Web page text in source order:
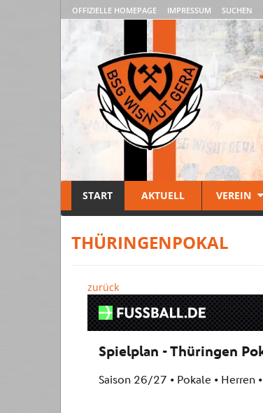
OFFIZIELLE HOMEPAGE IMPRESSUM SUCHEN
START AKTUELL VEREIN
THÜRINGENPOKAL
zurück